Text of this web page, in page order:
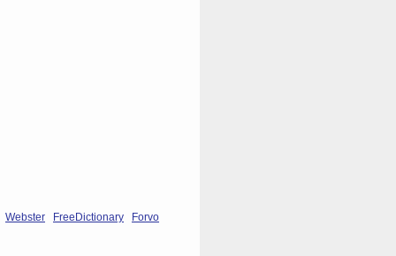
Webster FreeDictionary Forvo